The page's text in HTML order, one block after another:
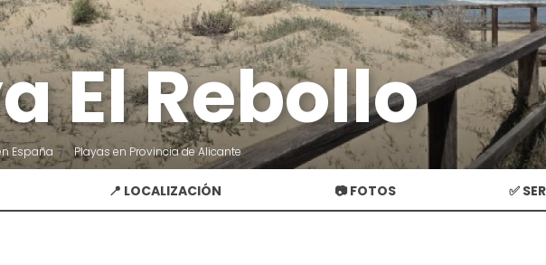
El Rebollo
España Playas en Provincia de Alicante
📍 LOCALIZACIÓN 📷 FOTOS ✅